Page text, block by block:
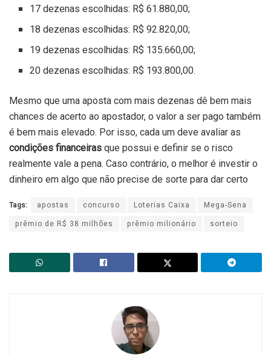
17 dezenas escolhidas: R$ 61.880,00;
18 dezenas escolhidas: R$ 92.820,00;
19 dezenas escolhidas: R$ 135.660,00;
20 dezenas escolhidas: R$ 193.800,00.
Mesmo que uma aposta com mais dezenas dê bem mais
chances de acerto ao apostador, o valor a ser pago também
é bem mais elevado. Por isso, cada um deve avaliar as
condições financeiras que possui e definir se o risco
realmente vale a pena. Caso contrário, o melhor é investir o
dinheiro em algo que não precise de sorte para dar certo
Tags: apostas concurso Loterias Caixa
Mega-Sena
prêmio de R$ 38 milhões
prêmio milionário sorteio